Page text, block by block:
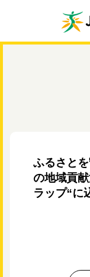
ふるさと
の地域貢
ラップ“に